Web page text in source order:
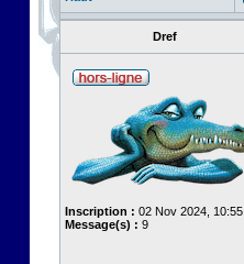
Dref
Inscription : 02 Nov 2024, 10:55
Message(s) : 9